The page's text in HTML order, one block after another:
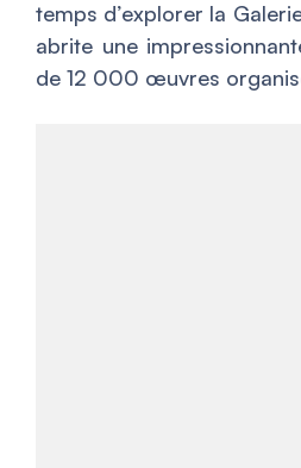
temps d’explorer la
abrite une
de 12 000 œuvres